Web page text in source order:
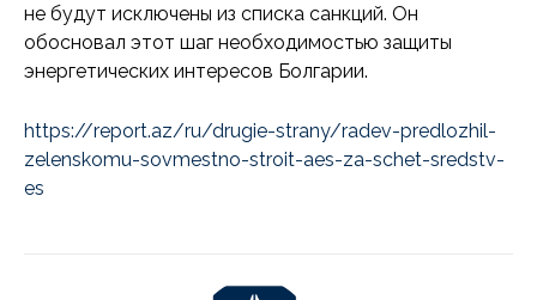
не будут исключены из списка санкций. Он
обосновал этот шаг необходимостью защиты
энергетических интересов Болгарии.
https://report.az/ru/drugie-strany/radev-predlozhil-
zelenskomu-sovmestno-stroit-aes-za-schet-sredstv-
es